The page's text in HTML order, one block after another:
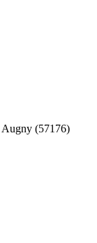
Augny (57176)